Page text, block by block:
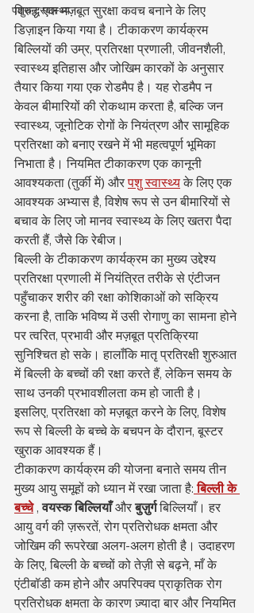
पशुधन स्वास्थ्य
विरुद्ध एक मज़बूत सुरक्षा कवच बनाने के लिए
डिज़ाइन किया गया है। टीकाकरण कार्यक्रम
बिल्लियों की उम्र, प्रतिरक्षा प्रणाली, जीवनशैली,
स्वास्थ्य इतिहास और जोखिम कारकों के अनुसार
तैयार किया गया एक रोडमैप है। यह रोडमैप न
केवल बीमारियों की रोकथाम करता है, बल्कि जन
स्वास्थ्य, जूनोटिक रोगों के नियंत्रण और सामूहिक
प्रतिरक्षा को बनाए रखने में भी महत्वपूर्ण भूमिका
निभाता है। नियमित टीकाकरण एक कानूनी
आवश्यकता (तुर्की में) और पशु स्वास्थ्य के लिए एक
आवश्यक अभ्यास है, विशेष रूप से उन बीमारियों से
बचाव के लिए जो मानव स्वास्थ्य के लिए खतरा पैदा
करती हैं, जैसे कि रेबीज।
बिल्ली के टीकाकरण कार्यक्रम का मुख्य उद्देश्य
प्रतिरक्षा प्रणाली में नियंत्रित तरीके से एंटीजन
पहुँचाकर शरीर की रक्षा कोशिकाओं को सक्रिय
करना है, ताकि भविष्य में उसी रोगाणु का सामना होने
पर त्वरित, प्रभावी और मज़बूत प्रतिक्रिया
सुनिश्चित हो सके। हालाँकि मातृ प्रतिरक्षी शुरुआत
में बिल्ली के बच्चों की रक्षा करते हैं, लेकिन समय के
साथ उनकी प्रभावशीलता कम हो जाती है।
इसलिए, प्रतिरक्षा को मज़बूत करने के लिए, विशेष
रूप से बिल्ली के बच्चे के बचपन के दौरान, बूस्टर
खुराक आवश्यक हैं।
टीकाकरण कार्यक्रम की योजना बनाते समय तीन
मुख्य आयु समूहों को ध्यान में रखा जाता है: बिल्ली के
बच्चे , वयस्क बिल्लियाँ और बुज़ुर्ग बिल्लियाँ। हर
आयु वर्ग की ज़रूरतें, रोग प्रतिरोधक क्षमता और
जोखिम की रूपरेखा अलग-अलग होती है। उदाहरण
के लिए, बिल्ली के बच्चों को तेज़ी से बढ़ने, माँ के
एंटीबॉडी कम होने और अपरिपक्व प्राकृतिक रोग
प्रतिरोधक क्षमता के कारण ज़्यादा बार और नियमित